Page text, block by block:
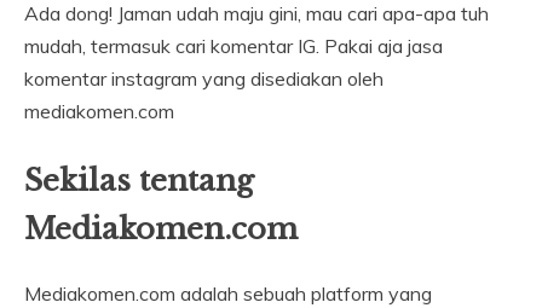
Ada dong! Jaman udah maju gini, mau cari apa-apa tuh
mudah, termasuk cari komentar IG. Pakai aja jasa
komentar instagram yang disediakan oleh
mediakomen.com
Sekilas tentang
Mediakomen.com
Mediakomen.com adalah sebuah platform yang